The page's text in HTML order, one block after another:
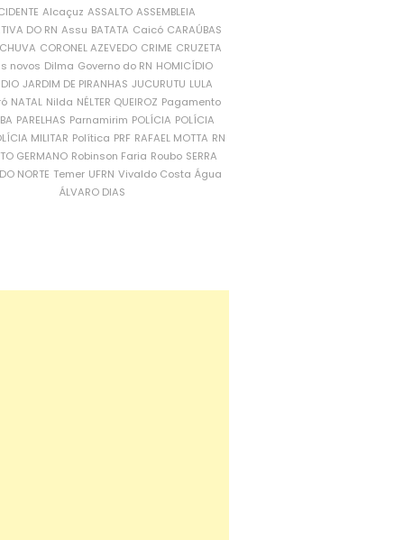
Alcaçuz ASSALTO ASSEMBLEIA
DO RN Assu BATATA Caicó CARAÚBAS
CORONEL AZEVEDO CRIME CRUZETA
novos Dilma Governo do RN HOMICÍDIO
JARDIM DE PIRANHAS JUCURUTU LULA
NATAL Nilda NÉLTER QUEIROZ Pagamento
PARELHAS Parnamirim POLÍCIA POLÍCIA
MILITAR Política PRF RAFAEL MOTTA RN
GERMANO Robinson Faria Roubo SERRA
NORTE Temer UFRN Vivaldo Costa Água
ÁLVARO DIAS